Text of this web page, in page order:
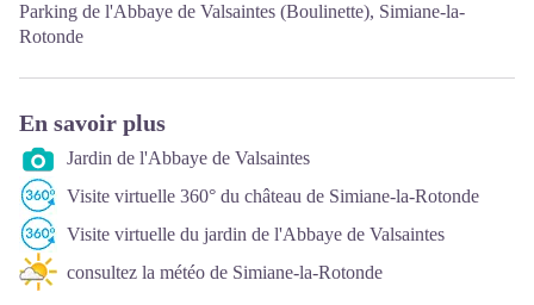
Parking de l'Abbaye de Valsaintes (Boulinette), Simiane-la-
Rotonde
En savoir plus
Jardin de l'Abbaye de Valsaintes
Visite virtuelle 360° du château de Simiane-la-Rotonde
Visite virtuelle du jardin de l'Abbaye de Valsaintes
consultez la météo de Simiane-la-Rotonde